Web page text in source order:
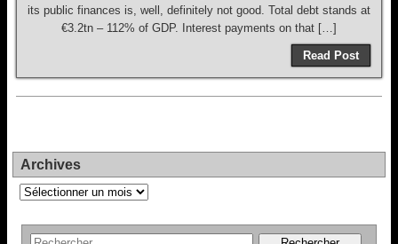
its public finances is, well, definitely not good. Total debt stands at
€3.2tn – 112% of GDP. Interest payments on that […]
Read Post
Archives
Archives